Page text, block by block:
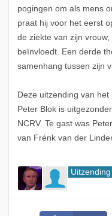
pogingen om als mens
praat hij voor het eerst
de ziekte van zijn
beïnvloedt. Een derde
samenhang tussen zijn
Deze uitzending van
Peter Blok is
NCRV. Te gast was
van Frénk van der